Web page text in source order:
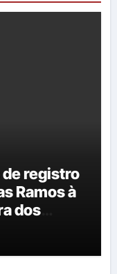
registro
Ramos à
dos
na